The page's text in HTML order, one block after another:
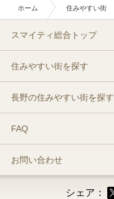
ホーム 住みやすい街
スマイティ総合トップ
住みやすい街を探す
長野の住みやすい街を探す
FAQ
お問い合わせ
シェア：